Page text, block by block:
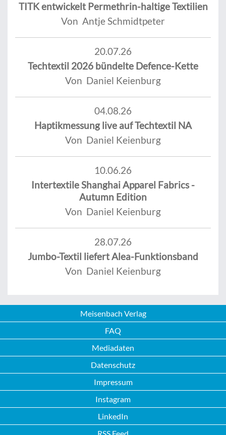
TITK entwickelt Permethrin-haltige Textilien
Von Antje Schmidtpeter
20.07.26
Techtextil 2026 bündelte Defence-Kette
Von Daniel Keienburg
04.08.26
Haptikmessung live auf Techtextil NA
Von Daniel Keienburg
10.06.26
Intertextile Shanghai Apparel Fabrics -
Autumn Edition
Von Daniel Keienburg
28.07.26
Jumbo-Textil liefert Alea-Funktionsband
Von Daniel Keienburg
Meisenbach Verlag
FAQ
Mediadaten
Datenschutz
Impressum
Instagram
LinkedIn